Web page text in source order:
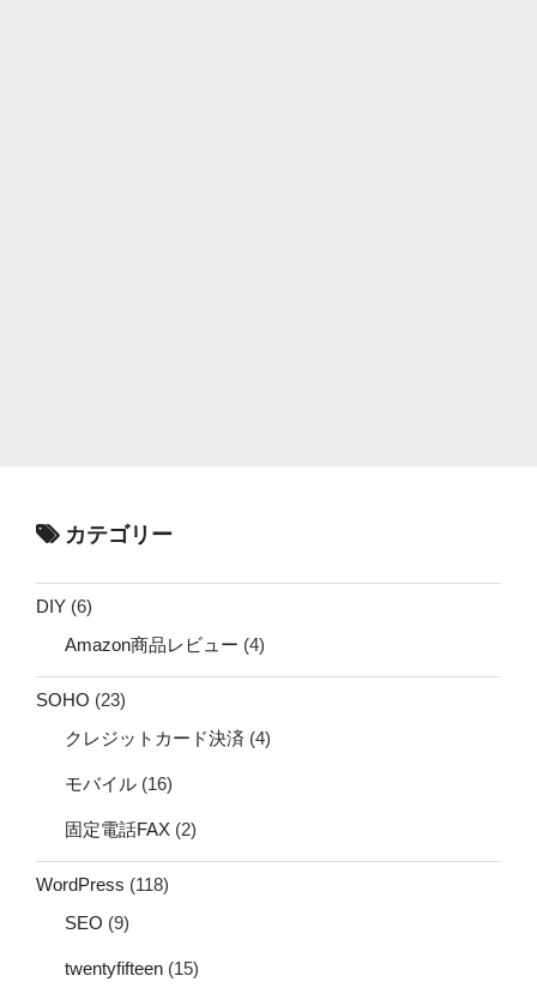
カテゴリー
DIY (6)
Amazon商品レビュー (4)
SOHO (23)
クレジットカード決済 (4)
モバイル (16)
固定電話FAX (2)
WordPress (118)
SEO (9)
twentyfifteen (15)